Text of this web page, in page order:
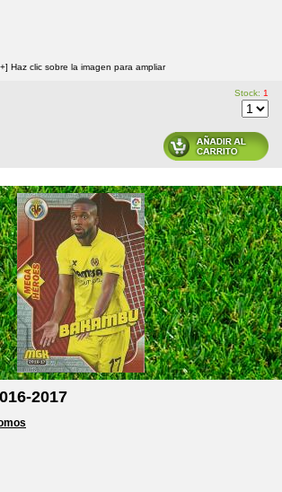
Haz clic sobre la imagen para ampliar
Stock: 1
2017